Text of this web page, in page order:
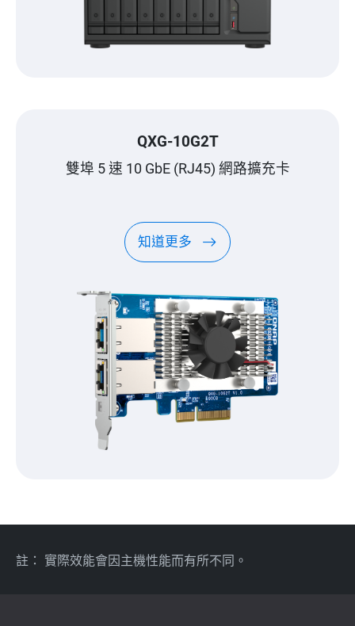
QXG-10G2T
雙埠 5 速 10 GbE (RJ45) 網路擴充卡
知道更多
註： 實際效能會因主機性能而有所不同。